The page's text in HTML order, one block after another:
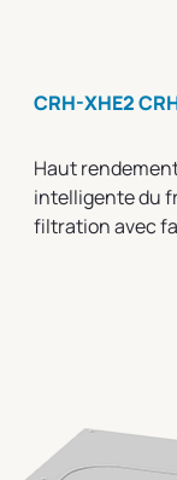
CRH-XHE2
Haut
intelligente du
filtration avec